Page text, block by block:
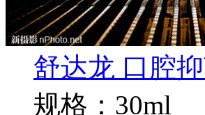
舒达龙 口腔
规格：30ml